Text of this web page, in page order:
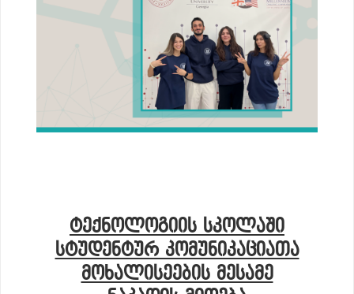
ᲢᲔᲥᲜᲝᲚᲝᲒᲘᲘᲡ ᲡᲙᲝᲚᲐᲨᲘ
ᲡᲢᲣᲓᲔᲜᲢᲣᲠ ᲙᲝᲛᲣᲜᲘᲙᲐᲪᲘᲐᲗᲐ
ᲛᲝᲮᲐᲚᲘᲡᲔᲔᲑᲘᲡ ᲛᲔᲡᲐᲛᲔ